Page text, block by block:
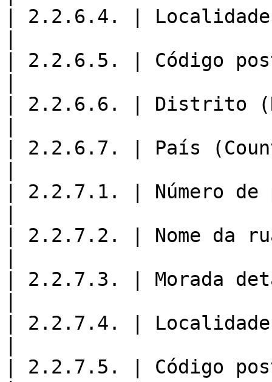
| 2.2.6.4. |
| 2.2.6.5. | Código
| 2.2.6.6. | Distrito
| 2.2.6.7. | País
| 2.2.7.1. | Número de
| 2.2.7.2. | Nome da
| 2.2.7.3. | Morada
| 2.2.7.4. |
| 2.2.7.5. | Código